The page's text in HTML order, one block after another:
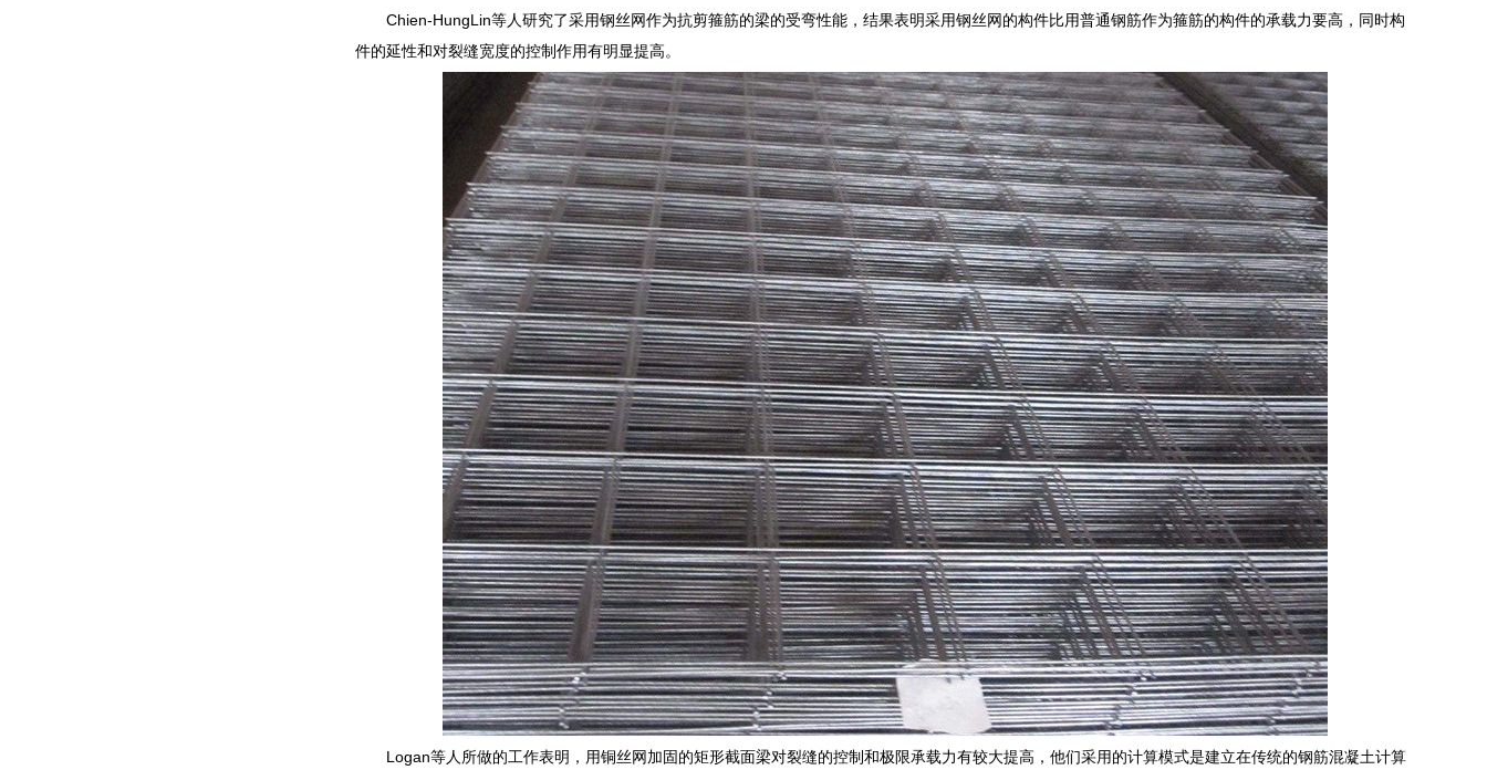
Chien-HungLin等人研究了采用钢丝网作为抗剪箍筋的梁的受弯性能，结果表明采用钢丝网的构件比用普通钢筋作为箍筋的构件的承载力要高，同时构
件的延性和对裂缝宽度的控制作用有明显提高。
Logan等人所做的工作表明，用铜丝网加固的矩形截面梁对裂缝的控制和极限承载力有较大提高，他们采用的计算模式是建立在传统的钢筋混凝土计算